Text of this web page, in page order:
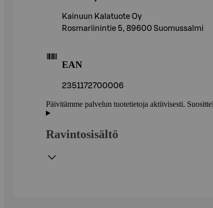
Kainuun Kalatuote Oy
Rosmariinintie 5, 89600 Suomussalmi
EAN
2351172700006
Päivitämme palvelun tuotetietoja aktiivisesti.
Ravintosisältö